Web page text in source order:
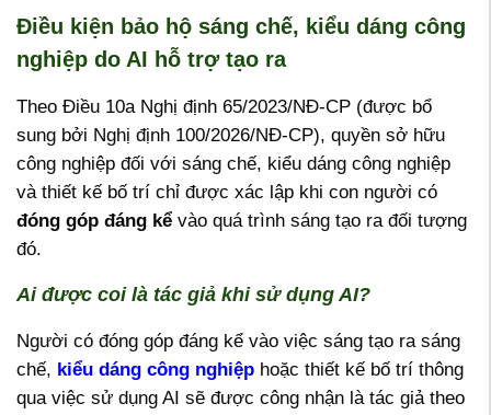
Điều kiện bảo hộ sáng chế, kiểu dáng công
nghiệp do AI hỗ trợ tạo ra
Theo Điều 10a Nghị định 65/2023/NĐ-CP (được bổ
sung bởi Nghị định 100/2026/NĐ-CP), quyền sở hữu
công nghiệp đối với sáng chế, kiểu dáng công nghiệp
và thiết kế bố trí chỉ được xác lập khi con người có
đóng góp đáng kể vào quá trình sáng tạo ra đối tượng
đó.
Ai được coi là tác giả khi sử dụng AI?
Người có đóng góp đáng kể vào việc sáng tạo ra sáng
chế, kiểu dáng công nghiệp hoặc thiết kế bố trí thông
qua việc sử dụng AI sẽ được công nhận là tác giả theo